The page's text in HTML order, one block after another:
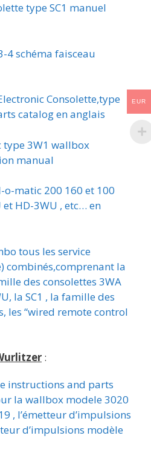
type SC1 manuel
4 schéma faisceau
Consolette,type
catalog en anglais
3W1 wallbox
manual
matic 200 160 et 100
et HD-3WU , etc… en
tous les service
combinés,comprenant la
des consolettes 3WA
la SC1 , la famille des
les “wired remote control
:
instructions and parts
la wallbox modele 3020
, l’émetteur d’impulsions
d’impulsions modèle
EUR